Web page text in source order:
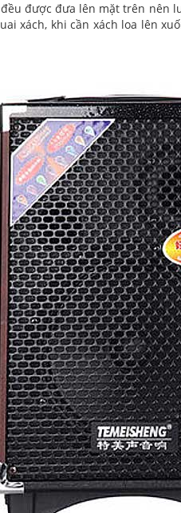
được đưa lên mặt trên nên
xách, khi cần xách loa lên